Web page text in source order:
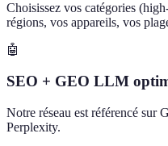
Choisissez vos catégories
régions, vos appareils, vos
🤖
SEO + GEO LLM
Notre réseau est référencé sur
Perplexity.